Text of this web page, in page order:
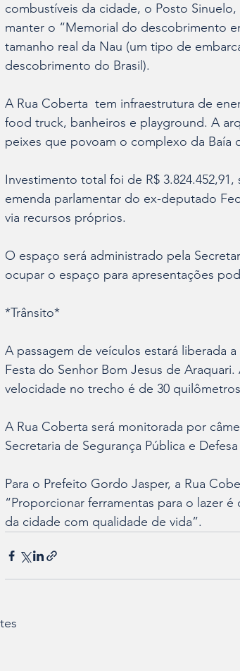
combustíveis da cidade, o Posto
manter o “Memorial do descobrimento
tamanho real da Nau (um tipo de
descobrimento do Brasil).
A Rua Coberta  tem infraestrutura de
food truck, banheiros e playground. A
peixes que povoam o complexo da Baía
Investimento total foi de R$
emenda parlamentar do ex-deputado
via recursos próprios.
O espaço será administrado pela
ocupar o espaço para apresentações
*Trânsito*
A passagem de veículos estará liberada
Festa do Senhor Bom Jesus de
velocidade no trecho é de 30
A Rua Coberta será monitorada por
Secretaria de Segurança Pública e
Para o Prefeito Gordo Jasper, a Rua
“Proporcionar ferramentas para o lazer
da cidade com qualidade de vida”.